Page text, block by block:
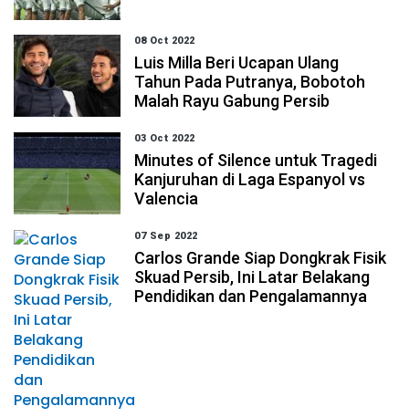
08 Oct 2022
Luis Milla Beri Ucapan Ulang
Tahun Pada Putranya, Bobotoh
Malah Rayu Gabung Persib
03 Oct 2022
Minutes of Silence untuk Tragedi
Kanjuruhan di Laga Espanyol vs
Valencia
07 Sep 2022
Carlos Grande Siap Dongkrak Fisik
Skuad Persib, Ini Latar Belakang
Pendidikan dan Pengalamannya